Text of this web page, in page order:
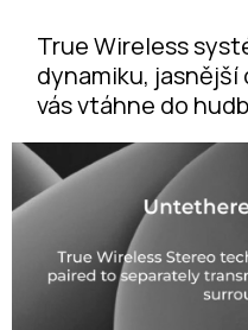
True Wireless
dynamiku,
vás vtáhne do